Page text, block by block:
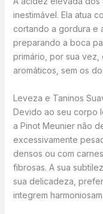
inestimável. Ela atua
cortando a gordura e
preparando a boca
primário, por sua vez,
aromáticos, sem os
Leveza e Taninos
Devido ao seu corpo
a Pinot Meunier não
excessivamente
densos ou com
fibrosas. A sua
sua delicadeza,
integrem